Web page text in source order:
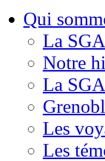
Qui
La
Notre
La
Les
Les